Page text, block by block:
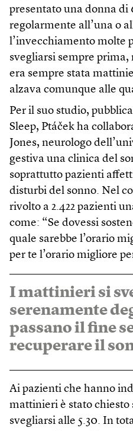
presentato una donna di
regolarmente all’una o
l’invecchiamento molte
svegliarsi sempre
era sempre stata
alzava comunque alle
Per il suo studio,
Sleep, Ptáček ha
Jones, neurologo
gestiva una clinica del
soprattutto pazienti
disturbi del sonno. Nel
rivolto a 2.422 pazienti
come: “Se dovessi
quale sarebbe l’orario
per te l’orario migliore
I mattinieri si
serenamente
passano il fine
recuperare il
Ai pazienti che hanno
mattinieri è stato chiesto
svegliarsi alle 5.30. In